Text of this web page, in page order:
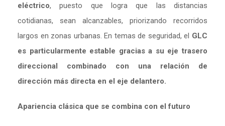
eléctrico, puesto que logra que las distancias
cotidianas, sean alcanzables, priorizando recorridos
largos en zonas urbanas. En temas de seguridad, el GLC
es particularmente estable gracias a su eje trasero
direccional combinado con una relación de
dirección más directa en el eje delantero.
Apariencia clásica que se combina con el futuro